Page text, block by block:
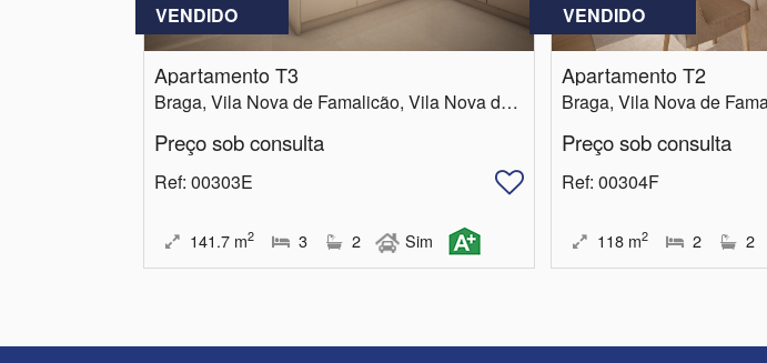
VENDIDO
Apartamento T3
Braga, Vila Nova de Famalicão, Vila Nova de Famalicão e Calendário
Preço sob consulta
Ref: 00303E
141.7 m2 3 2 Sim
VENDIDO
Apartamento T2
Preço sob consulta
Ref: 00304F
118 m2 2 2